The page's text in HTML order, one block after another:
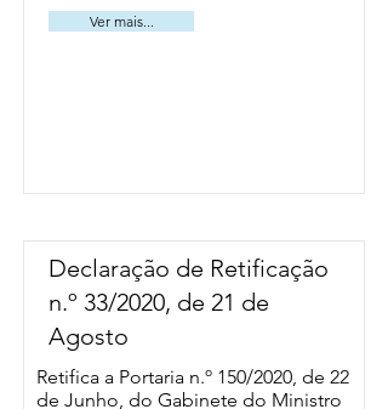
Ver mais...
Declaração de Retificação
n.º 33/2020, de 21 de
Agosto
Retifica a Portaria n.º 150/2020, de 22
de Junho, do Gabinete do Ministro